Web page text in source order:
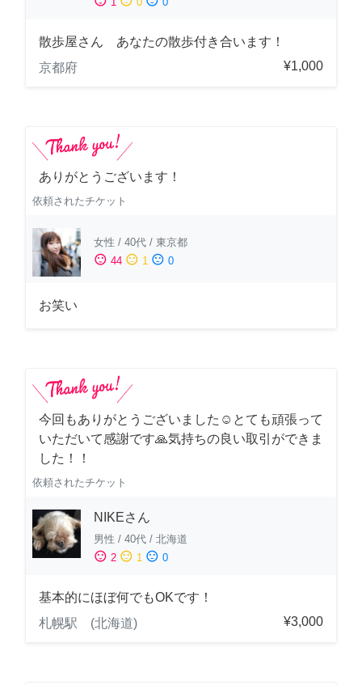
散歩屋さん あなたの散歩付き合います！
京都府
¥1,000
ありがとうございます！
依頼されたチケット
女性 / 40代 / 東京都
sentiment_satisfied 44 sentiment_neutral 1 sentiment_dissatisfied 0
お笑い
今回もありがとうございました☺️とても頑張って
いただいて感謝です🙏気持ちの良い取引ができま
した！！
依頼されたチケット
NIKEさん
男性 / 40代 / 北海道
sentiment_satisfied 2 sentiment_neutral 1 sentiment_dissatisfied 0
基本的にほぼ何でもOKです！
札幌駅 (北海道)
¥3,000